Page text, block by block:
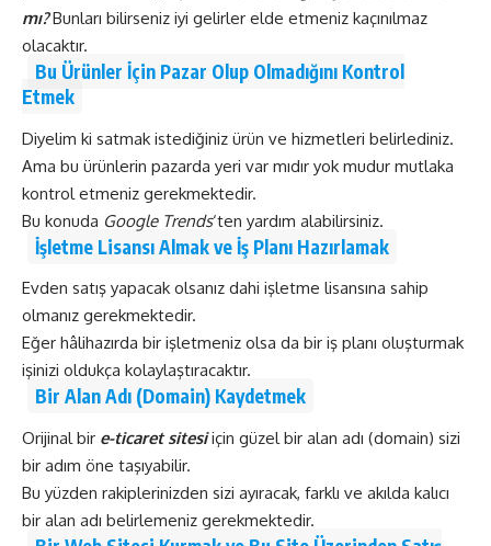
mı?Bunları bilirseniz iyi gelirler elde etmeniz kaçınılmaz
olacaktır.
Bu Ürünler İçin Pazar Olup Olmadığını Kontrol
Etmek
Diyelim ki satmak istediğiniz ürün ve hizmetleri belirlediniz.
Ama bu ürünlerin pazarda yeri var mıdır yok mudur mutlaka
kontrol etmeniz gerekmektedir.
Bu konuda Google Trends‘ten yardım alabilirsiniz.
İşletme Lisansı Almak ve İş Planı Hazırlamak
Evden satış yapacak olsanız dahi işletme lisansına sahip
olmanız gerekmektedir.
Eğer hâlihazırda bir işletmeniz olsa da bir iş planı oluşturmak
işinizi oldukça kolaylaştıracaktır.
Bir Alan Adı (Domain) Kaydetmek
Orijinal bir e-ticaret sitesiiçin güzel bir alan adı (domain) sizi
bir adım öne taşıyabilir.
Bu yüzden rakiplerinizden sizi ayıracak, farklı ve akılda kalıcı
bir alan adı belirlemeniz gerekmektedir.